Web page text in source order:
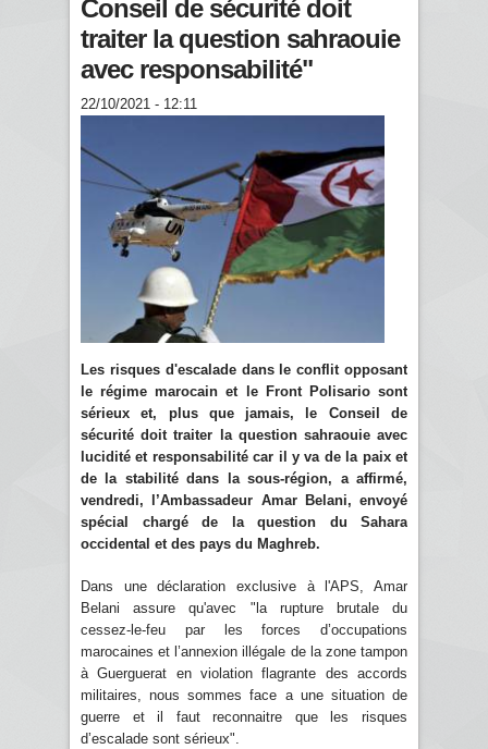
Conseil de sécurité doit
traiter la question sahraouie
avec responsabilité"
22/10/2021 - 12:11
Les risques d'escalade dans le conflit opposant
le régime marocain et le Front Polisario sont
sérieux et, plus que jamais, le Conseil de
sécurité doit traiter la question sahraouie avec
lucidité et responsabilité car il y va de la paix et
de la stabilité dans la sous-région, a affirmé,
vendredi, l’Ambassadeur Amar Belani, envoyé
spécial chargé de la question du Sahara
occidental et des pays du Maghreb.
Dans une déclaration exclusive à l'APS, Amar
Belani assure qu'avec "la rupture brutale du
cessez-le-feu par les forces d’occupations
marocaines et l’annexion illégale de la zone tampon
à Guerguerat en violation flagrante des accords
militaires, nous sommes face a une situation de
guerre et il faut reconnaitre que les risques
d’escalade sont sérieux".